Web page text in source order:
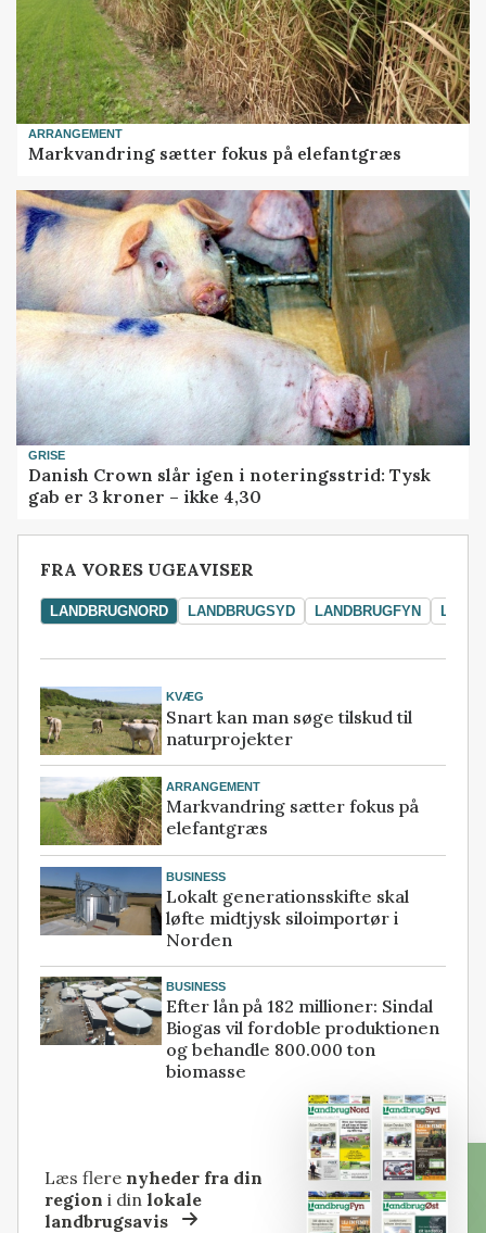
ARRANGEMENT
Markvandring sætter fokus på elefantgræs
GRISE
Danish Crown slår igen i noteringsstrid: Tysk
gab er 3 kroner – ikke 4,30
FRA VORES UGEAVISER
LANDBRUGNORD LANDBRUGSYD LANDBRUGFYN
KVÆG
Snart kan man søge tilskud til
naturprojekter
ARRANGEMENT
Markvandring sætter fokus på
elefantgræs
BUSINESS
Lokalt generationsskifte skal
løfte midtjysk siloimportør i
Norden
BUSINESS
Efter lån på 182 millioner: Sindal
Biogas vil fordoble produktionen
og behandle 800.000 ton
biomasse
Læs flere nyheder fra din
region i dinlokale
landbrugsavis